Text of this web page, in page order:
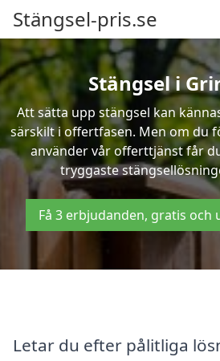
Stängsel-pris.se
Stängsel i
Att sätta upp stängsel kan
särskilt i offertfasen. Men om du
använder vår offerttjänst får
tryggaste
Få 3 erbjudanden, gratis
Letar du efter pålitliga